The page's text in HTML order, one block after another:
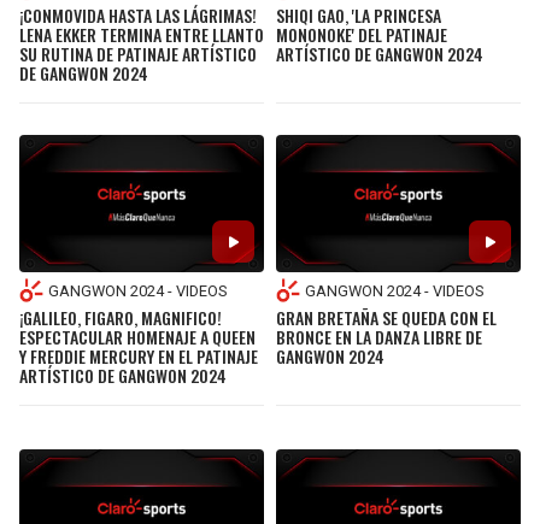
¡CONMOVIDA HASTA LAS LÁGRIMAS!
LENA EKKER TERMINA ENTRE LLANTO
SU RUTINA DE PATINAJE ARTÍSTICO
DE GANGWON 2024
SHIQI GAO, 'LA PRINCESA
MONONOKE' DEL PATINAJE
ARTÍSTICO DE GANGWON 2024
GANGWON 2024 - VIDEOS
¡GALILEO, FIGARO, MAGNIFICO!
ESPECTACULAR HOMENAJE A QUEEN
Y FREDDIE MERCURY EN EL PATINAJE
ARTÍSTICO DE GANGWON 2024
GANGWON 2024 - VIDEOS
GRAN BRETAÑA SE QUEDA CON EL
BRONCE EN LA DANZA LIBRE DE
GANGWON 2024